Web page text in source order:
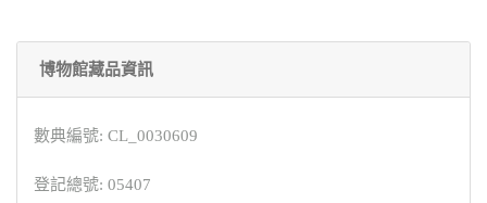
博物館藏品資訊
數典編號: CL_0030609
登記總號: 05407